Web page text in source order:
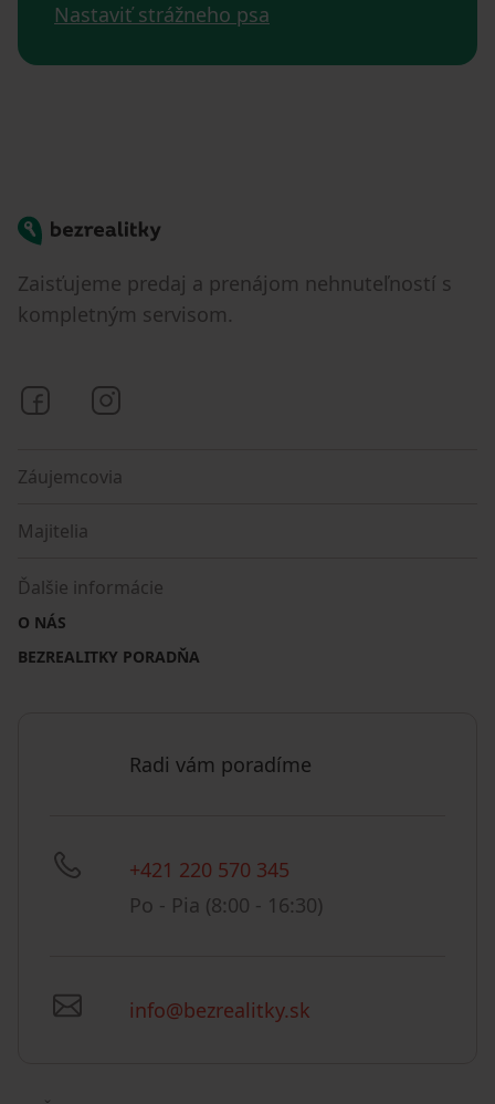
Nastaviť strážneho psa
Bezrealitky
Zaisťujeme predaj a prenájom nehnuteľností s
kompletným servisom.
Bezrealitky na Facebooku
Záujemcovia
Majitelia
Ďalšie informácie
O NÁS
BEZREALITKY PORADŇA
Radi vám poradíme
+421 220 570 345
Po - Pia (8:00 - 16:30)
info@bezrealitky.sk